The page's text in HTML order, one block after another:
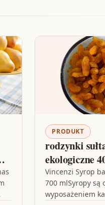
PRODUKT
rodzynki
ekologiczne
Vincenzi Syrop
700 mlSyropy są
wyposażeniem